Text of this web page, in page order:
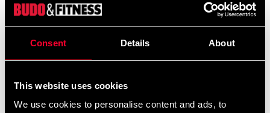
Consent Details About
This website uses cookies
We use cookies to personalise content and ads, to
239 SEK
ekskl. moms: 191.20 SEK
remove add Tilføj til kurv